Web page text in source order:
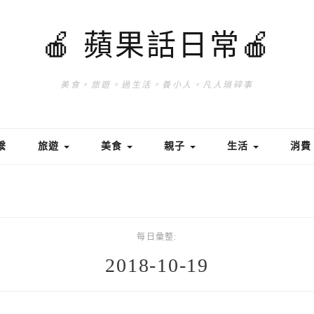
🍎 蘋果話日常🍎
美食。旅遊。過生活。養小人。凡人瑣碎事
旅遊 美食 親子 生活 消費
每日彙整:
2018-10-19